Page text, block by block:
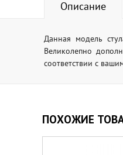
Описание
Данная модель
Великолепно
соответствии с
ПОХОЖИЕ